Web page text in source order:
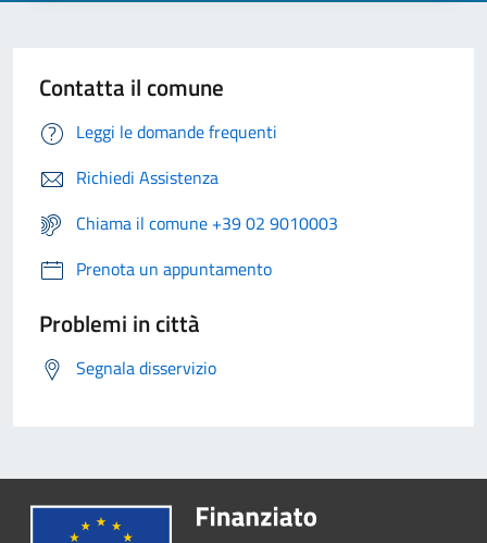
Contatta il comune
Leggi le domande frequenti
Richiedi Assistenza
Chiama il comune +39 02 9010003
Prenota un appuntamento
Problemi in città
Segnala disservizio